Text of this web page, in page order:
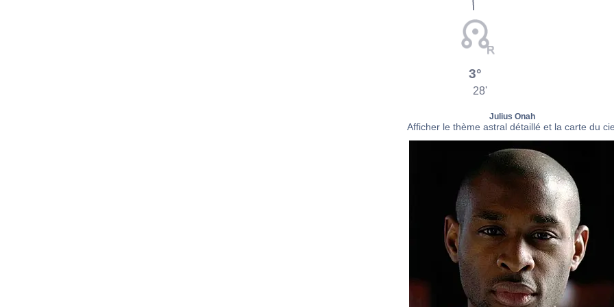
3°
28'
Julius Onah
Afficher le thème astral détaillé et la carte du